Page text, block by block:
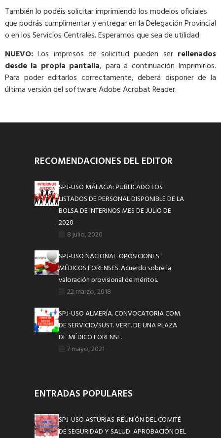
También lo podéis solicitar imprimiendo los modelos oficiales
que podrás cumplimentar y entregar en la Delegación Provincial
o en los Servicios Centrales. Esperamos que sea de utilidad.
NUEVO: Los impresos de solicitud pueden ser rellenados
desde la propia pantalla, para a continuación Imprimirlos.
Para poder editarlos correctamente, deberá disponer de la
última versión del software Adobe Acrobat Reader.
RECOMENDACIONES DEL EDITOR
SPJ-USO MÁLAGA: PUBLICADO LOS
LISTADOS DE PERSONAL DISPONIBLE DE LA
BOLSA DE INTERINOS MES DE JULIO DE
2020
8 julio, 2020
SPJ-USO NACIONAL. OPOSICIONES
MÉDICOS FORENSES. Acuerdo sobre la
valoración provisional de méritos.
22 marzo, 2018
SPJ-USO ALMERÍA. CONVOCATORIA COM.
DE SERVICIO/SUST. VERT. DE UNA PLAZA
DE MÉDICO FORENSE.
7 mayo, 2021
ENTRADAS POPULARES
SPJ-USO ASTURIAS. REUNIÓN DEL COMITÉ
DE SEGURIDAD Y SALUD: APROBACIÓN DEL